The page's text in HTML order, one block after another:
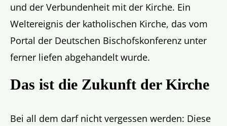
und der Verbundenheit mit der Kirche. Ein
Weltereignis der katholischen Kirche, das vom
Portal der Deutschen Bischofskonferenz unter
ferner liefen abgehandelt wurde.
Das ist die Zukunft der Kirche
Bei all dem darf nicht vergessen werden: Diese